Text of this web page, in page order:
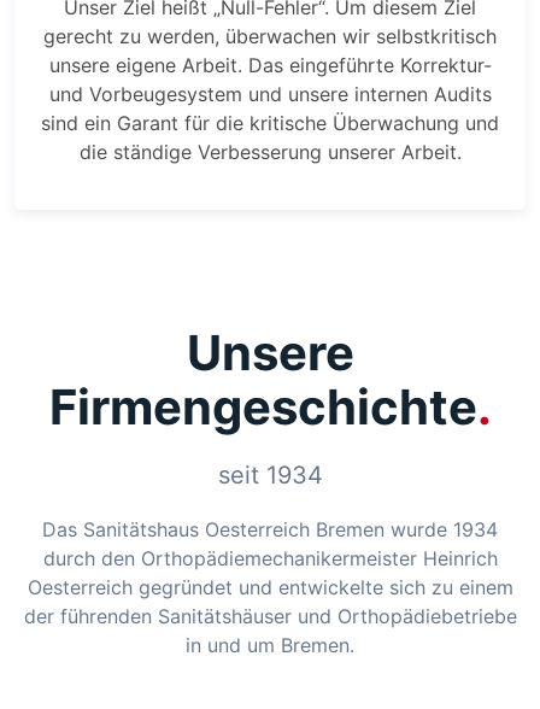
Unser Ziel heißt „Null-Fehler“. Um diesem Ziel
gerecht zu werden, überwachen wir selbstkritisch
unsere eigene Arbeit. Das eingeführte Korrektur-
und Vorbeugesystem und unsere internen Audits
sind ein Garant für die kritische Überwachung und
die ständige Verbesserung unserer Arbeit.
Unsere
Firmengeschichte
seit 1934
Das Sanitätshaus Oesterreich Bremen wurde 1934
durch den Orthopädiemechanikermeister Heinrich
Oesterreich gegründet und entwickelte sich zu einem
der führenden Sanitätshäuser und Orthopädiebetriebe
in und um Bremen.